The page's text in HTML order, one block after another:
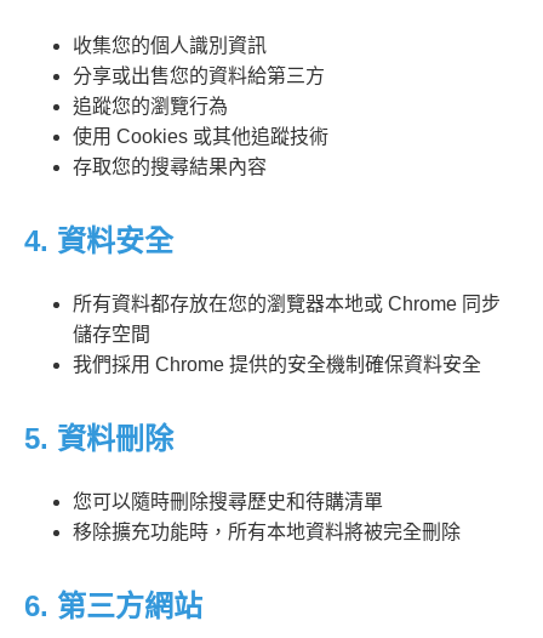
收集您的個人識別資訊
分享或出售您的資料給第三方
追蹤您的瀏覽行為
使用 Cookies 或其他追蹤技術
存取您的搜尋結果內容
4. 資料安全
所有資料都存放在您的瀏覽器本地或 Chrome 同步
儲存空間
我們採用 Chrome 提供的安全機制確保資料安全
5. 資料刪除
您可以隨時刪除搜尋歷史和待購清單
移除擴充功能時，所有本地資料將被完全刪除
6. 第三方網站